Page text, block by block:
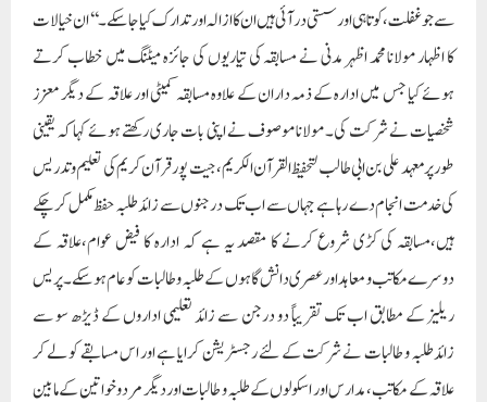
سے جو غفلت، کوتاہی اور سستی در آئی ہیں ان کا ازالہ اور تدارک کیا جاسکے۔‘‘ ان خیالات
کا اظہار مولانا محمد اظہر مدنی نے مسابقہ کی تیاریوں کی جائزہ میٹنگ میں خطاب کرتے
ہوئے کیا جس میں ادارہ کے ذمہ داران کے علاوہ مسابقہ کمیٹی اور علاقہ کے دیگر معزز
شخصیات نے شرکت کی۔ مولانا موصوف نے اپنی بات جاری رکھتے ہوئے کہا کہ یقینی
طور پر معہد علی بن ابی طالب لتحفیظ القرآن الکریم، جیت پور قرآن کریم کی تعلیم و تدریس
کی خدمت انجام دے رہا ہے جہاں سے اب تک درجنوں سے زائد طلبہ حفظ مکمل کرچکے
ہیں،مسابقہ کی کڑی شروع کرنے کا مقصد یہ ہے کہ ادارہ کا فیض عوام،علاقہ کے
دوسرے مکاتب و معاہد اورعصری دانش گاہوں کے طلبہ و طالبات کو عام ہوسکے۔پریس
ریلیز کے مطابق اب تک تقریباً دو درجن سے زائد تعلیمی اداروں کے ڈیڑھ سو سے
زائدطلبہ و طالبات نے شرکت کے لئے رجسٹریشن کرایا ہے اور اس مسابقے کو لے کر
علاقہ کے مکاتب، مدارس اور اسکولوں کے طلبہ و طالبات اور دیگر مرد و خواتین کے مابین